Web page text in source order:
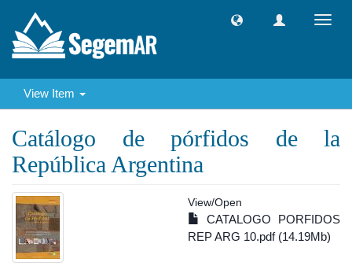
View Item
Catálogo de pórfidos de la
República Argentina
View/Open
CATALOGO PORFIDOS
REP ARG 10.pdf (14.19Mb)